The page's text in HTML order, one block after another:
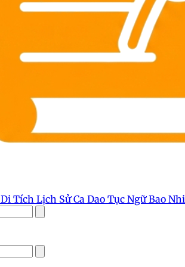
Di Tích Lịch SửCa Dao Tục NgữBao